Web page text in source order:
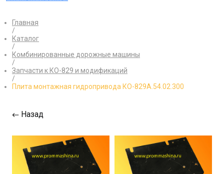
Главная
/
Каталог
/
Комбинированные дорожные машины
/
Запчасти к КО-829 и модификаций
/
Плита монтажная гидропривода КО-829А.54.02.300
Назад